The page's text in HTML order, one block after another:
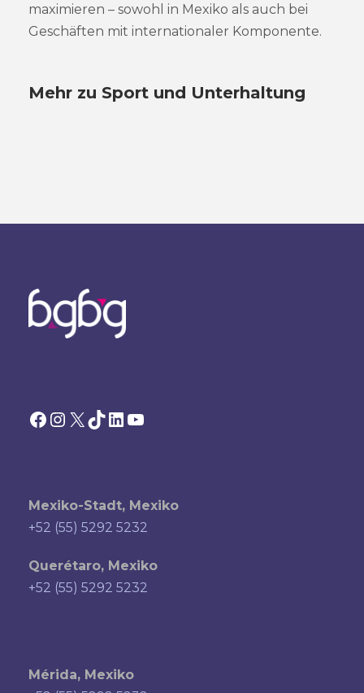
maximieren – sowohl in Mexiko als auch bei
Geschäften mit internationaler Komponente.
Mehr zu Sport und Unterhaltung
Facebook Instagram X TikTok LinkedIn YouTube
Mexiko-Stadt, Mexiko
+52 (55) 5292 5232
Querétaro, Mexiko
+52 (55) 5292 5232
Mérida, Mexiko